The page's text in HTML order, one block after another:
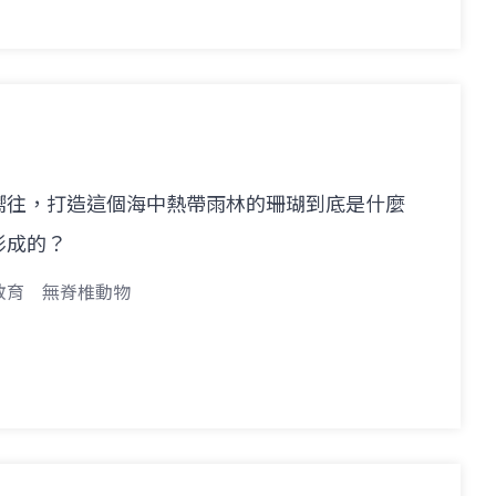
，打造這個海中熱帶雨林的珊瑚到底是什麼
的？
育 無脊椎動物